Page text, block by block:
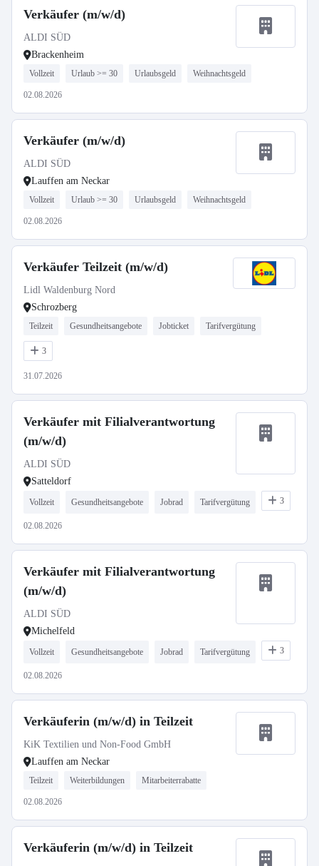
Verkäufer (m/w/d)
ALDI SÜD
Brackenheim
Vollzeit Urlaub >= 30 Urlaubsgeld Weihnachtsgeld
02.08.2026
Verkäufer (m/w/d)
ALDI SÜD
Lauffen am Neckar
Vollzeit Urlaub >= 30 Urlaubsgeld Weihnachtsgeld
02.08.2026
Verkäufer Teilzeit (m/w/d)
Lidl Waldenburg Nord
Schrozberg
Teilzeit Gesundheitsangebote Jobticket Tarifvergütung
3
31.07.2026
Verkäufer mit Filialverantwortung
(m/w/d)
ALDI SÜD
Satteldorf
Vollzeit Gesundheitsangebote Jobrad Tarifvergütung 3
02.08.2026
Verkäufer mit Filialverantwortung
(m/w/d)
ALDI SÜD
Michelfeld
Vollzeit Gesundheitsangebote Jobrad Tarifvergütung 3
02.08.2026
Verkäuferin (m/w/d) in Teilzeit
KiK Textilien und Non-Food GmbH
Lauffen am Neckar
Teilzeit Weiterbildungen Mitarbeiterrabatte
02.08.2026
Verkäuferin (m/w/d) in Teilzeit